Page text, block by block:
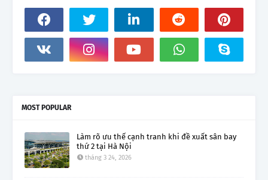
MOST POPULAR
Làm rõ ưu thế cạnh tranh khi đề xuất sân bay
thứ 2 tại Hà Nội
tháng 3 24, 2026